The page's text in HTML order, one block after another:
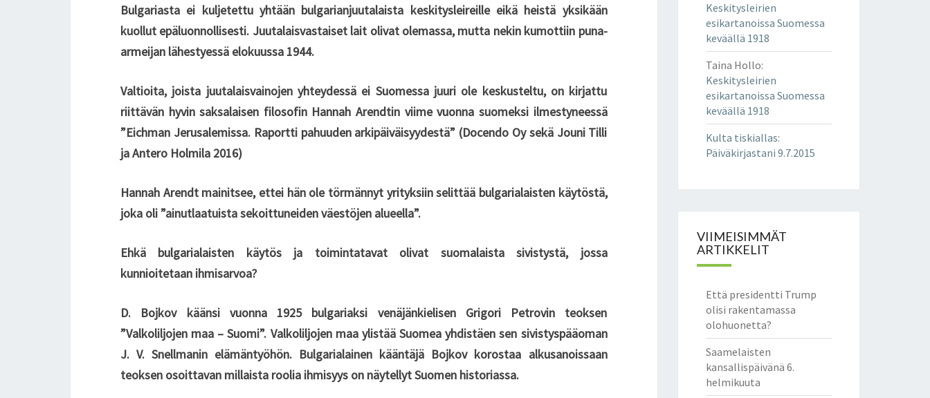
N
O
K
U
N
U
U
O
A
N
T
A
Bulgariasta ei kuljetettu yhtään bulgarianjuutalaista keskitysleireille eikä heistä yksikään
kuollut epäluonnollisesti. Juutalaisvastaiset lait olivat olemassa, mutta nekin kumottiin puna-
armeijan lähestyessä elokuussa 1944.
Valtioita, joista juutalaisvainojen yhteydessä ei Suomessa juuri ole keskusteltu, on kirjattu
riittävän hyvin saksalaisen filosofin Hannah Arendtin viime vuonna suomeksi ilmestyneessä
”Eichman Jerusalemissa. Raportti pahuuden arkipäiväisyydestä” (Docendo Oy sekä Jouni Tilli
ja Antero Holmila 2016)
Hannah Arendt mainitsee, ettei hän ole törmännyt yrityksiin selittää bulgarialaisten käytöstä,
joka oli ”ainutlaatuista sekoittuneiden väestöjen alueella”.
Ehkä bulgarialaisten käytös ja toimintatavat olivat suomalaista sivistystä, jossa
kunnioitetaan ihmisarvoa?
D. Bojkov käänsi vuonna 1925 bulgariaksi venäjänkielisen Grigori Petrovin teoksen
”Valkoliljojen maa – Suomi”. Valkoliljojen maa ylistää Suomea yhdistäen sen sivistyspääoman
J. V. Snellmanin elämäntyöhön. Bulgarialainen kääntäjä Bojkov korostaa alkusanoissaan
teoksen osoittavan millaista roolia ihmisyys on näytellyt Suomen historiassa.
Keskitysleirien
esikartanoissa Suomessa
keväällä 1918
Taina Hollo:
Keskitysleirien
esikartanoissa Suomessa
keväällä 1918
Kulta tiskiallas:
Päiväkirjastani 9.7.2015
VIIMEISIMMÄT
ARTIKKELIT
Että presidentti Trump
olisi rakentamassa
olohuonetta?
Saamelaisten
kansallispäivänä 6.
helmikuuta